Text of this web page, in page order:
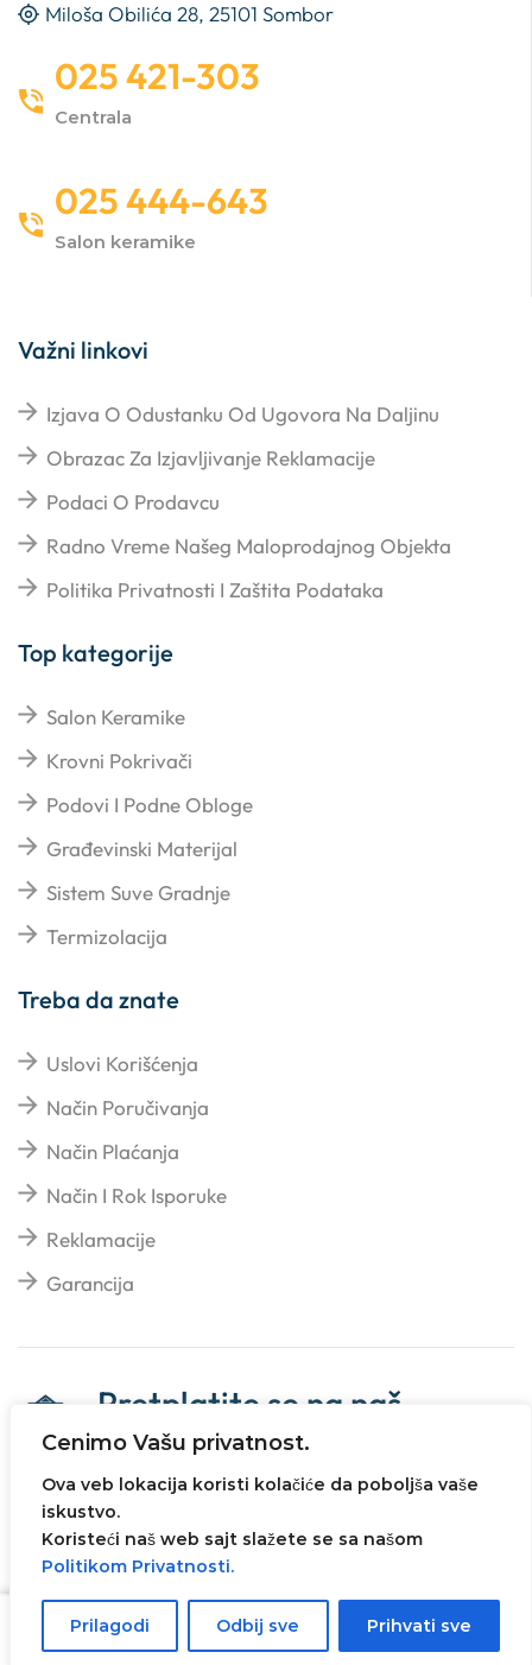
Cenimo Vašu privatnost.
Ova veb lokacija koristi kolačiće da poboljša vaše
iskustvo.
Koristeći naš web sajt slažete se sa našom
Politikom Privatnosti.
Prilagodi Odbij sve Prihvati sve
Miloša Obilića 28, 25101 Sombor
025 421-303
Centrala
025 444-643
Salon keramike
Važni linkovi
Izjava O Odustanku Od Ugovora Na Daljinu
Obrazac Za Izjavljivanje Reklamacije
Podaci O Prodavcu
Radno Vreme Našeg Maloprodajnog Objekta
Politika Privatnosti I Zaštita Podataka
Top kategorije
Salon Keramike
Krovni Pokrivači
Podovi I Podne Obloge
Građevinski Materijal
Sistem Suve Gradnje
Termizolacija
Treba da znate
Uslovi Korišćenja
Način Poručivanja
Način Plaćanja
Način I Rok Isporuke
Reklamacije
Garancija
Pretplatite se na naš
newsletter
dizajn i ecommerce rešenje -
AVI SOLUTIONS
SOMBOR. Dodaj U Korpu
Početna Shop Pretraži Više